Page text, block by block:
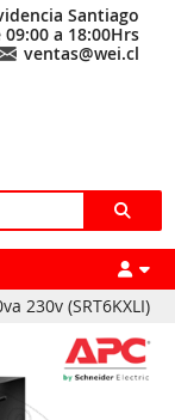
Santiago
a 18:00Hrs
ventas@wei.cl
230v (SRT6KXLI)